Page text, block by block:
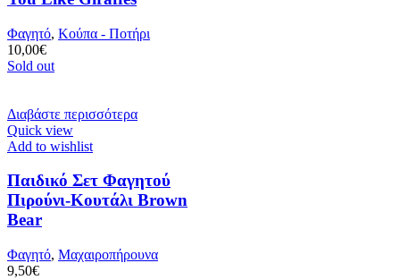
Φαγητό, Κούπα - Ποτήρι
10,00€
Sold out
Διαβάστε περισσότερα
Quick view
Add to wishlist
Παιδικό Σετ Φαγητού
Πιρούνι-Κουτάλι Brown
Bear
Φαγητό, Μαχαιροπήρουνα
9,50€